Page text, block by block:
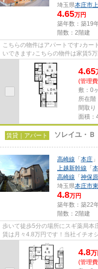
埼玉県本庄市
4.65万円
築年数：築19
階数：2階建
こちらの物件はアパートです♪カー
いできます♪こちらの物件は家賃5
de・MⅠ」のここがイチオシ♪でき...
4.65
(管理
敷：0
所在階
間取り
面積：
賃貸｜アパート ソレイユ・Ｂ
高崎線 「 本庄
上越新幹線 「
高崎線 「 神保原
埼玉県本庄市
4.8万円
築年数：築22
階数：2階建
歩いて徒歩5分の場所にスギ薬局本
賃は月々4.8万円です！当社イチオ
ださい！できるだけ早めに不動...
4.8万
(管理